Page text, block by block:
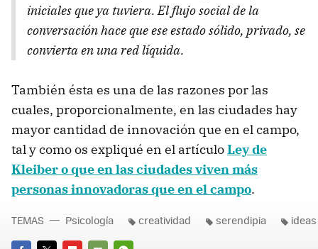
iniciales que ya tuviera. El flujo social de la
conversación hace que ese estado sólido, privado, se
convierta en una red líquida.
También ésta es una de las razones por las
cuales, proporcionalmente, en las ciudades hay
mayor cantidad de innovación que en el campo,
tal y como os expliqué en el artículoLey de
Kleiber o que en las ciudades viven más
personas innovadoras que en el campo.
TEMAS Psicología creatividad serendipia ideas